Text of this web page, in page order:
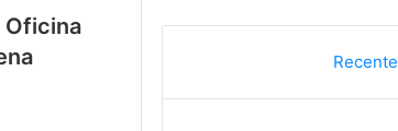
Oficina
c
e
b
u
T
u
Recente